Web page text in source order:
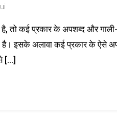
है, तो कई प्रकार के अपशब्द और
इसके अलावा कई प्रकार के ऐसे
[…]